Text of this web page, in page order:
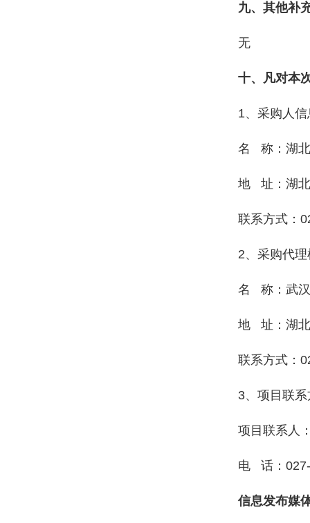
九、其他补
无
十、凡对本
1、采购人信
名 称：湖
地 址：湖北
联系方式：
2、采购代
名 称：武汉
地 址：湖北
联系方式：
3、项目联
项目联系人
电 话：
信息发布媒